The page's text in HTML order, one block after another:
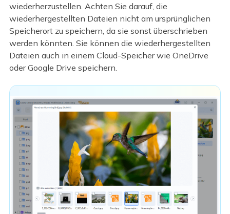
wiederherzustellen. Achten Sie darauf, die
wiederhergestellten Dateien nicht am ursprünglichen
Speicherort zu speichern, da sie sonst überschrieben
werden könnten. Sie können die wiederhergestellten
Dateien auch in einem Cloud-Speicher wie OneDrive
oder Google Drive speichern.